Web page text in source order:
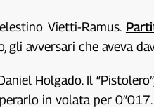
Vietti-Ramus.
gli avversari che aveva
Holgado. Il
in volata per 0″017.